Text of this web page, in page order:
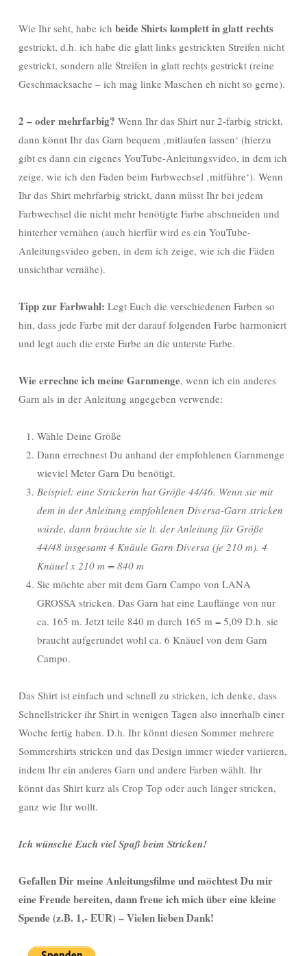
Wie Ihr seht, habe ich beide Shirts komplett in glatt rechts
gestrickt, d.h. ich habe die glatt links gestrickten Streifen nicht
gestrickt, sondern alle Streifen in glatt rechts gestrickt (reine
Geschmacksache – ich mag linke Maschen eh nicht so gerne).
2 – oder mehrfarbig? Wenn Ihr das Shirt nur 2-farbig strickt,
dann könnt Ihr das Garn bequem ‚mitlaufen lassen‘ (hierzu
gibt es dann ein eigenes YouTube-Anleitungsvideo, in dem ich
zeige, wie ich den Faden beim Farbwechsel ‚mitführe‘). Wenn
Ihr das Shirt mehrfarbig strickt, dann müsst Ihr bei jedem
Farbwechsel die nicht mehr benötigte Farbe abschneiden und
hinterher vernähen (auch hierfür wird es ein YouTube-
Anleitungsvideo geben, in dem ich zeige, wie ich die Fäden
unsichtbar vernähe).
Tipp zur Farbwahl: Legt Euch die verschiedenen Farben so
hin, dass jede Farbe mit der darauf folgenden Farbe harmoniert
und legt auch die erste Farbe an die unterste Farbe.
Wie errechne ich meine Garnmenge, wenn ich ein anderes
Garn als in der Anleitung angegeben verwende:
Wähle Deine Größe
Dann errechnest Du anhand der empfohlenen Garnmenge
wieviel Meter Garn Du benötigt.
Beispiel: eine Strickerin hat Größe 44/46. Wenn sie mit
dem in der Anleitung empfohlenen Diversa-Garn stricken
würde, dann bräuchte sie lt. der Anleitung für Größe
44/48 insgesamt 4 Knäule Garn Diversa (je 210 m). 4
Knäuel x 210 m = 840 m
Sie möchte aber mit dem Garn Campo von LANA
GROSSA stricken. Das Garn hat eine Lauflänge von nur
ca. 165 m. Jetzt teile 840 m durch 165 m = 5,09 D.h. sie
braucht aufgerundet wohl ca. 6 Knäuel von dem Garn
Campo.
Das Shirt ist einfach und schnell zu stricken, ich denke, dass
Schnellstricker ihr Shirt in wenigen Tagen also innerhalb einer
Woche fertig haben. D.h. Ihr könnt diesen Sommer mehrere
Sommershirts stricken und das Design immer wieder variieren,
indem Ihr ein anderes Garn und andere Farben wählt. Ihr
könnt das Shirt kurz als Crop Top oder auch länger stricken,
ganz wie Ihr wollt.
Ich wünsche Euch viel Spaß beim Stricken!
Gefallen Dir meine Anleitungsfilme und möchtest Du mir
eine Freude bereiten, dann freue ich mich über eine kleine
Spende (z.B. 1,- EUR) – Vielen lieben Dank!